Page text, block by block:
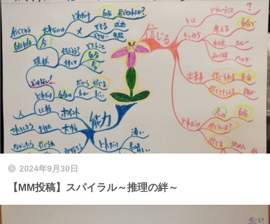
2024年9月30日
【MM投稿】スパイラル～推理の絆～